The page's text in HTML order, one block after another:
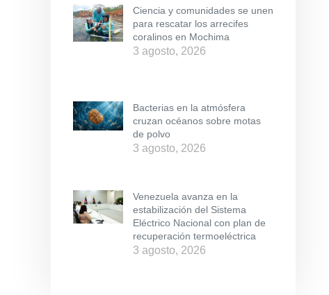
Ciencia y comunidades se unen
para rescatar los arrecifes
coralinos en Mochima
3 agosto, 2026
Bacterias en la atmósfera
cruzan océanos sobre motas
de polvo
3 agosto, 2026
Venezuela avanza en la
estabilización del Sistema
Eléctrico Nacional con plan de
recuperación termoeléctrica
3 agosto, 2026